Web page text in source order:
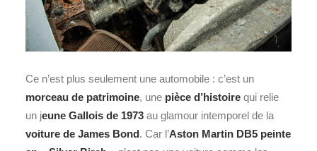
Ce n’est plus seulement une automobile : c’est un
morceau de patrimoine, une pièce d’histoire qui relie
un jeune Gallois de 1973 au glamour intemporel de la
voiture de James Bond. Car l’Aston Martin DB5 peinte